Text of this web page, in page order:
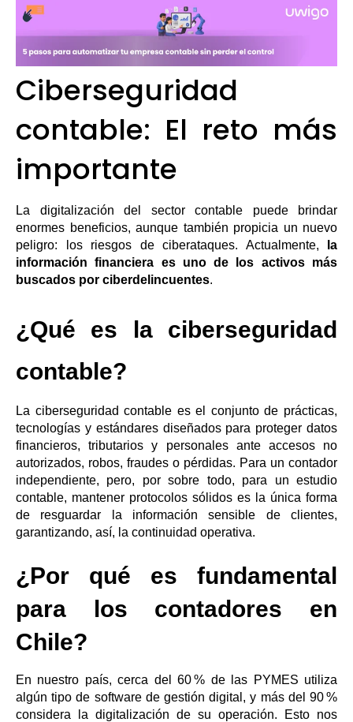
Ciberseguridad
contable: El reto más
importante
La digitalización del sector contable puede brindar
enormes beneficios, aunque también propicia un nuevo
peligro: los riesgos de ciberataques. Actualmente,
la
información financiera es uno de los activos más
buscados por ciberdelincuentes.
¿Qué es la ciberseguridad
contable?
La ciberseguridad contable es el conjunto de prácticas,
tecnologías y estándares diseñados para proteger datos
financieros, tributarios y personales ante accesos no
autorizados, robos, fraudes o pérdidas. Para un contador
independiente, pero, por sobre todo, para un estudio
contable, mantener protocolos sólidos es la única forma
de resguardar la información sensible de clientes,
garantizando, así, la continuidad operativa.
¿Por qué es fundamental
para los contadores en
Chile?
En nuestro país, cerca del 60 % de las PYMES utiliza
algún tipo de software de gestión digital, y más del 90 %
considera la digitalización de su operación. Esto nos